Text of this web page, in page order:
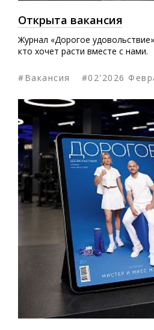
Открыта вакансия
Журнал «Дорогое
кто хочет расти вместе с нами.
#Вакансия #02'2026